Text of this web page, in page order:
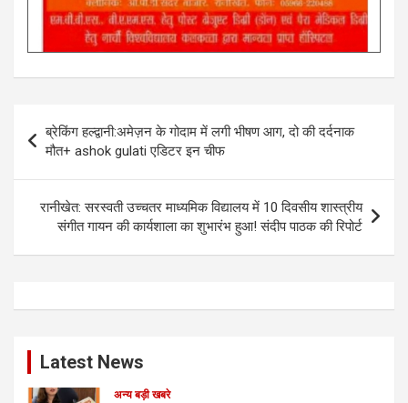
Post
navigation
ब्रेकिंग हल्द्वानी:अमेज़न के गोदाम में लगी भीषण आग, दो की दर्दनाक
मौत+ ashok gulati एडिटर इन चीफ
रानीखेत: सरस्वती उच्चतर माध्यमिक विद्यालय में 10 दिवसीय शास्त्रीय
संगीत गायन की कार्यशाला का शुभारंभ हुआ! संदीप पाठक की रिपोर्ट
Latest News
अन्य बड़ी खबरे